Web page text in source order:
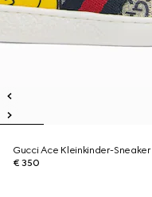
Gucci Ace Kleinkinder-Sneaker
€ 350